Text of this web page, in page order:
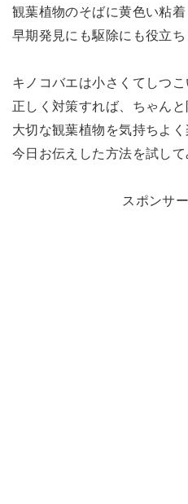
観葉植物のそばに黄色い粘
早期発見にも駆除にも役立ち
キノコバエは小さくてしつ
正しく対策すれば、ちゃんと
大切な観葉植物を気持ちよ
今日お伝えした方法を試して
スポンサ